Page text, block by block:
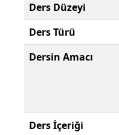
Ders Düzeyi
Ders Türü
Dersin Amacı
Ders İçeriği